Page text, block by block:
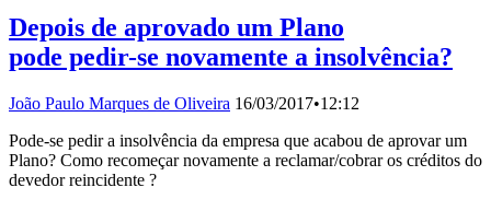
Depois de aprovado um Plano
pode pedir-se novamente a insolvência?
João Paulo Marques de Oliveira 16/03/2017•12:12
Pode-se pedir a insolvência da empresa que acabou de aprovar um
Plano? Como recomeçar novamente a reclamar/cobrar os créditos do
devedor reincidente ?